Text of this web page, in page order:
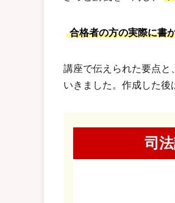
合格者の方の実際に書
講座で伝えられた要点と
いきました。作成した後
司